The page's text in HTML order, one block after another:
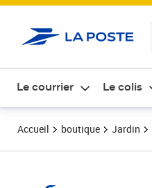
Le courrier Le colis
Accueil boutique Jardin